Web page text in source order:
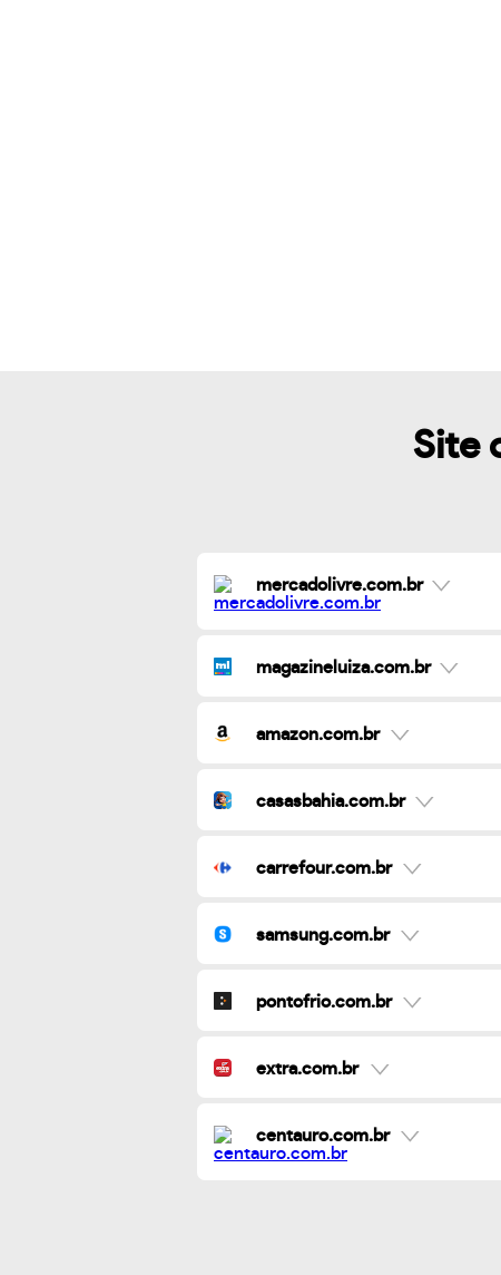
Site
mercadolivre.com.br
magazineluiza.com.br
amazon.com.br
casasbahia.com.br
carrefour.com.br
samsung.com.br
pontofrio.com.br
extra.com.br
centauro.com.br